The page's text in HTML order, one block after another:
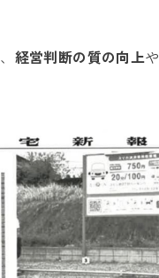
経営判断の質の向上や